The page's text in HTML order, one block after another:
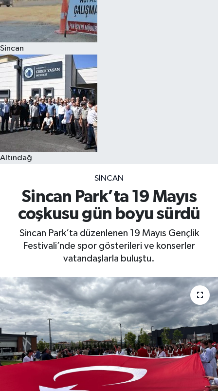
Sincan
Altındağ
SINCAN
Sincan Park’ta 19 Mayıs
coşkusu gün boyu sürdü
Sincan Park’ta düzenlenen 19 Mayıs Gençlik
Festivali’nde spor gösterileri ve konserler
vatandaşlarla buluştu.